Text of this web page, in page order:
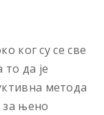
ког су се све
да је
метода
за њено